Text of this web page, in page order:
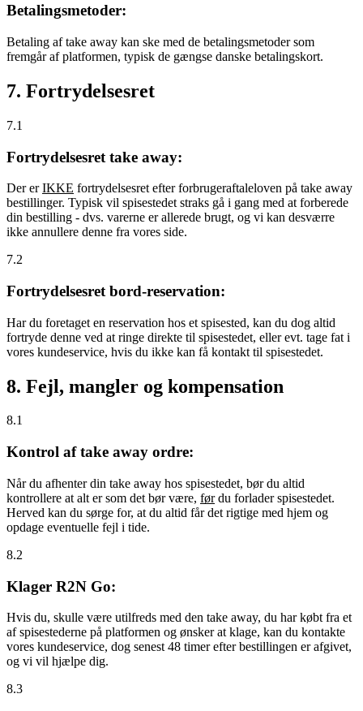
Betalingsmetoder:
Betaling af take away kan ske med de betalingsmetoder som
fremgår af platformen, typisk de gængse danske betalingskort.
7. Fortrydelsesret
7.1
Fortrydelsesret take away:
Der erIKKE fortrydelsesret efter forbrugeraftaleloven på take away
bestillinger. Typisk vil spisestedet straks gå i gang med at forberede
din bestilling - dvs. varerne er allerede brugt, og vi kan desværre
ikke annullere denne fra vores side.
7.2
Fortrydelsesret bord-reservation:
Har du foretaget en reservation hos et spisested, kan du dog altid
fortryde denne ved at ringe direkte til spisestedet, eller evt. tage fat i
vores kundeservice, hvis du ikke kan få kontakt til spisestedet.
8. Fejl, mangler og kompensation
8.1
Kontrol af take away ordre:
Når du afhenter din take away hos spisestedet, bør du altid
kontrollere at alt er som det bør være, førdu forlader spisestedet.
Herved kan du sørge for, at du altid får det rigtige med hjem og
opdage eventuelle fejl i tide.
8.2
Klager R2N Go:
Hvis du, skulle være utilfreds med den take away, du har købt fra et
af spisestederne på platformen og ønsker at klage, kan du kontakte
vores kundeservice, dog senest 48 timer efter bestillingen er afgivet,
og vi vil hjælpe dig.
8.3